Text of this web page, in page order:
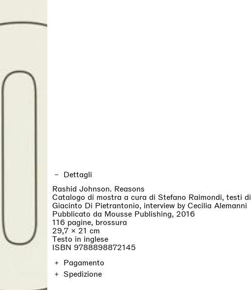
Dettagli
Rashid Johnson. Reasons
Catalogo di mostra a cura di Stefano Raimondi, testi di
Giacinto Di Pietrantonio, interview by Cecilia Alemanni
Pubblicato da Mousse Publishing, 2016
116 pagine, brossura
29,7 × 21 cm
Testo in inglese
ISBN 9788898872145
Pagamento
Il prezzo è IVA inclusa. Le spese di spedizione dipendono
Spedizione